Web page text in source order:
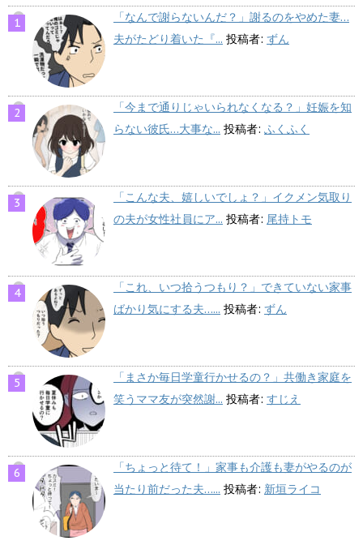
「なんで謝らないんだ？」謝るのをやめた妻…
夫がたどり着いた『... 投稿者: ずん
「今まで通りじゃいられなくなる？」妊娠を知
らない彼氏…大事な... 投稿者: ふくふく
「こんな夫、嬉しいでしょ？」イクメン気取り
の夫が女性社員にア... 投稿者: 尾持トモ
「これ、いつ拾うつもり？」できていない家事
ばかり気にする夫…... 投稿者: ずん
「まさか毎日学童行かせるの？」共働き家庭を
笑うママ友が突然謝... 投稿者: すじえ
「ちょっと待て！」家事も介護も妻がやるのが
当たり前だった夫…... 投稿者: 新垣ライコ